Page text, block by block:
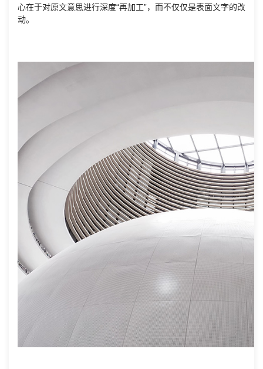
心在于对原文意思进行深度“再加工”，而不仅仅是表面文字的改
动。